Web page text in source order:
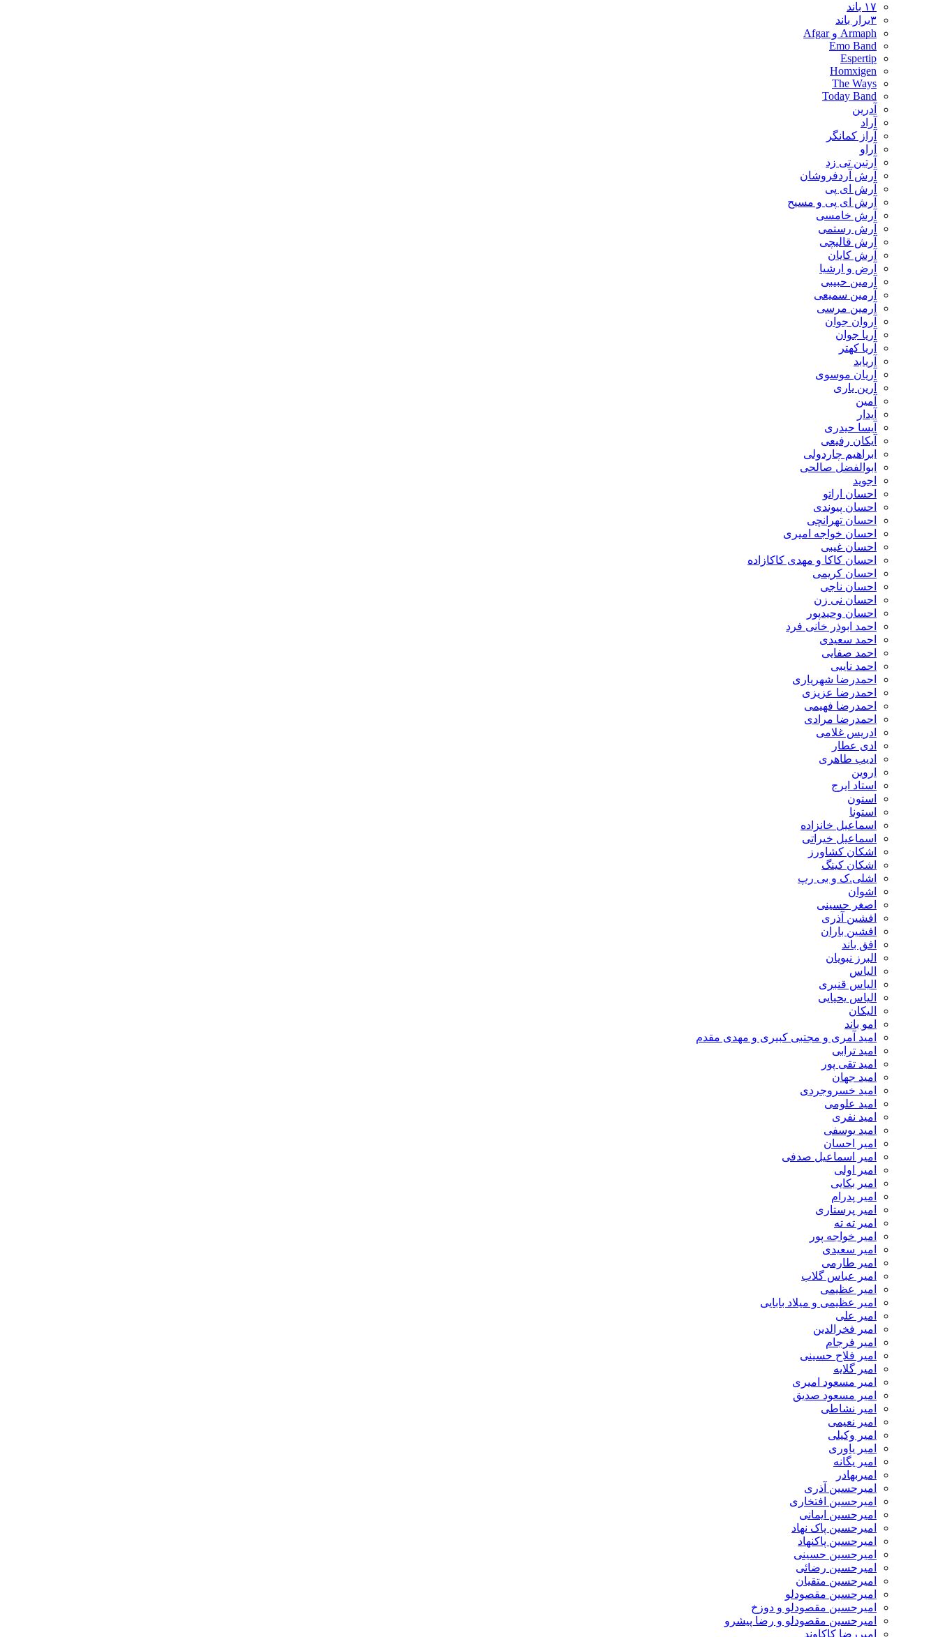
۱۷ باند
۳برار باند
Armaph و Afgar
Emo Band
Espertip
Homxigen
The Ways
Today Band
آدرین
آراد
آراز کمانگر
آراو
آرتین تی زد
آرش آردفروشان
آرش ای پی
آرش ای پی و مسیح
آرش خامسی
آرش رستمی
آرش قالیچی
آرش کایان
​آرض و ارشیا
آرمین حبیبی
آرمین سمیعی
آرمین مرسی
آروان جوان
آریا جوان
آریا کهتر
آریابد
آریان موسوی
آرین یاری
آمین
آیدار
آیسا حیدری
آیکان رفیعی
ابراهیم چاردولی
ابوالفضل صالحی
اجوید
احسان اراتو
احسان پیوندی
احسان تهرانچی
احسان خواجه امیری
احسان غیبی
احسان کاکا و مهدی کاکازاده
احسان کریمی
احسان ناجی
احسان نی زن
احسان وحیدپور
احمد ابوذر خانی فرد
احمد سعیدی
احمد صفایی
احمد نایبی
احمدرضا شهریاری
احمدرضا عزیزی
احمدرضا فهیمی
احمدرضا مرادی
ادریس غلامی
ادی عطار
ادیب طاهری
اروین
استاد ایرج
استون
استونا
اسماعیل خانزاده
اسماعیل خیراتی
اشکان کشاورز
اشکان کینگ
اشلی.ک و بی رپ
اشوان
اصغر حسینی
افشین آذری
افشین باران
افق باند
البرز نبویان
الیاس
الیاس قنبرى
الیاس یحیایی
الیکان
امو باند
امید آمری و مجتبی کبیری و مهدى مقدم
امید ترابی
امید تقی پور
امید جهان
امید خسروجردی
امید علومی
امید نفری
امید یوسفی
امیر احسان
امیر اسماعیل صدفی
امیر اولی
امیر بکایی
امیر پدرام
امیر پرستاری
امیر ته ته
امیر خواجه پور
امیر سعیدی
امیر طارمی
امیر عباس گلاب
امیر عظیمی
امیر عظیمی و میلاد بابایی
امیر علی
امیر فخرالدین
امیر فرجام
امیر فلاح حسینی
امیر گلایه
امیر مسعود امیری
امیر مسعود صدیق
امیر نشاطی
امیر نعیمی
امیر وکیلی
امیر یاوری
امیر یگانه
امیربهادر
امیرحسین آذری
امیرحسین افتخاری
امیرحسین ایمانی
امیرحسین پاک نهاد
امیرحسین پاکنهاد
امیرحسین حسینی
امیرحسین رضائی
امیرحسین متقیان
امیرحسین مقصودلو
امیرحسین مقصودلو و دوزخ
امیرحسین مقصودلو و رضا پیشرو
امیررضا کاکاوند